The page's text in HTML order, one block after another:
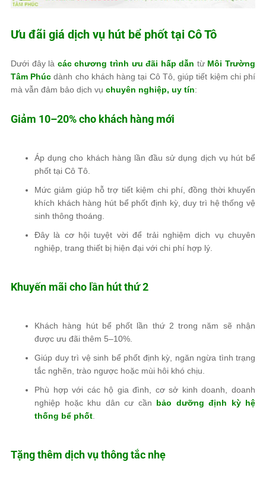
Ưu đãi giá dịch vụ hút bể phốt tại Cô Tô
Dưới đây là các chương trình ưu đãi hấp dẫn từ Môi Trường
Tâm Phúc dành cho khách hàng tại Cô Tô, giúp tiết kiệm chi phí
mà vẫn đảm bảo dịch vụ chuyên nghiệp, uy tín:
Giảm 10–20% cho khách hàng mới
Áp dụng cho khách hàng lần đầu sử dụng dịch vụ hút bể
phốt tại Cô Tô.
Mức giảm giúp hỗ trợ tiết kiệm chi phí, đồng thời khuyến
khích khách hàng hút bể phốt định kỳ, duy trì hệ thống vệ
sinh thông thoáng.
Đây là cơ hội tuyệt vời để trải nghiệm dịch vụ chuyên
nghiệp, trang thiết bị hiện đại với chi phí hợp lý.
Khuyến mãi cho lần hút thứ 2
Khách hàng hút bể phốt lần thứ 2 trong năm sẽ nhận
được ưu đãi thêm 5–10%.
Giúp duy trì vệ sinh bể phốt định kỳ, ngăn ngừa tình trạng
tắc nghẽn, trào ngược hoặc mùi hôi khó chịu.
Phù hợp với các hộ gia đình, cơ sở kinh doanh, doanh
nghiệp hoặc khu dân cư cần bảo dưỡng định kỳ hệ
thống bể phốt
Tặng thêm dịch vụ thông tắc nhẹ